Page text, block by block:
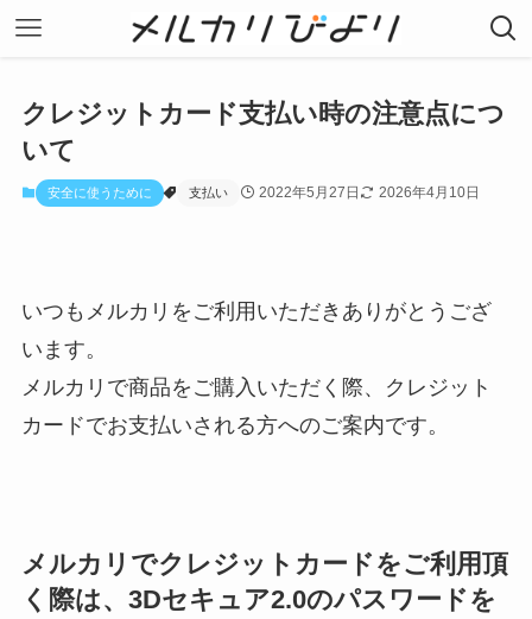
クレジットカード支払い時の注意点につ
いて
安全に使うために 支払い 2022年5月27日 2026年4月10日
いつもメルカリをご利用いただきありがとうござ
います。
メルカリで商品をご購入いただく際、クレジット
カードでお支払いされる方へのご案内です。
メルカリでクレジットカードをご利用頂
く際は、3Dセキュア2.0のパスワードを